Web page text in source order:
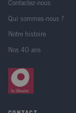
Contactez-nous
Qui sommes-nous ?
Notre histoire
Nos 40 ans